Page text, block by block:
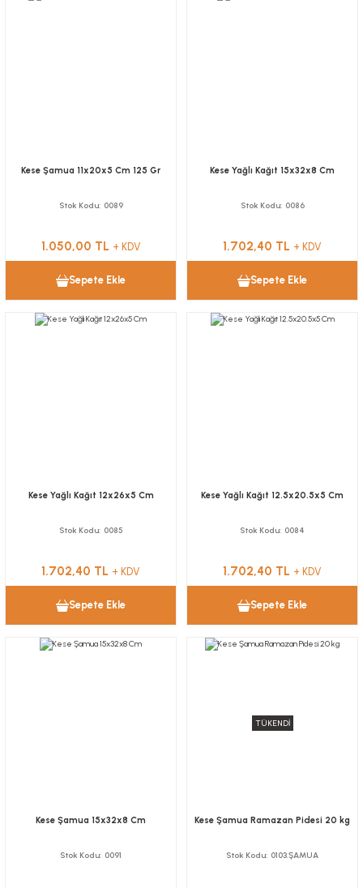
Kese Şamua 11x20x5 Cm 125 Gr
Stok Kodu 0089
1.050,00 TL + KDV
Sepete Ekle
Kese Yağlı Kağıt 15x32x8 Cm
Stok Kodu 0086
1.702,40 TL + KDV
Sepete Ekle
Kese Yağlı Kağıt 12x26x5 Cm
Stok Kodu 0085
1.702,40 TL + KDV
Sepete Ekle
Kese Yağlı Kağıt 12.5x20.5x5 Cm
Stok Kodu 0084
1.702,40 TL + KDV
Sepete Ekle
Kese Şamua 15x32x8 Cm
Stok Kodu 0091
TÜKENDİ
Kese Şamua Ramazan Pidesi 20 kg
Stok Kodu 0103.ŞAMUA